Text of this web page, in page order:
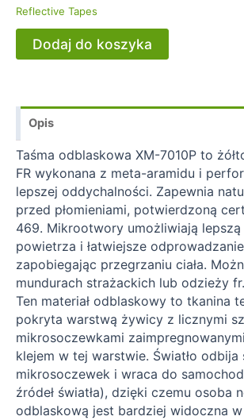
Reflective Tapes
Dodaj do koszyka
Opis
Taśma odblaskowa XM-7010P to
FR wykonana z meta-aramidu i
lepszej oddychalności. Zapewnia
przed płomieniami, potwierdzoną
469. Mikrootwory umożliwiają
powietrza i łatwiejsze
zapobiegając przegrzaniu ciała.
mundurach strażackich lub odzieży fr.
Ten materiał odblaskowy to tkanina
pokryta warstwą żywicy z licznymi
mikrosoczewkami
klejem w tej warstwie. Światło
mikrosoczewek i wraca do
źródeł światła), dzięki czemu osoba
odblaskową jest bardziej widoczna